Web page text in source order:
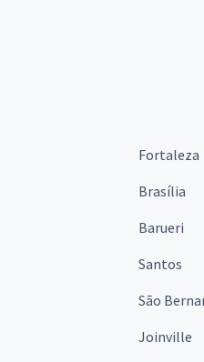
Fortaleza
Brasília
Barueri
Santos
São
Joinville